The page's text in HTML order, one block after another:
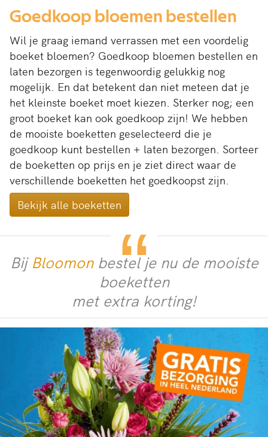
Goedkoop bloemen bestellen
Wil je graag iemand verrassen met een voordelig
boeket bloemen? Goedkoop bloemen bestellen en
laten bezorgen is tegenwoordig gelukkig nog
mogelijk. En dat betekent dan niet meteen dat je
het kleinste boeket moet kiezen. Sterker nog; een
groot boeket kan ook goedkoop zijn! We hebben
de mooiste boeketten geselecteerd die je
goedkoop kunt bestellen + laten bezorgen. Sorteer
de boeketten op prijs en je ziet direct waar de
verschillende boeketten het goedkoopst zijn.
Bekijk alle boeketten
BijBloomonbestel je nu de mooiste
boeketten
met extra korting!